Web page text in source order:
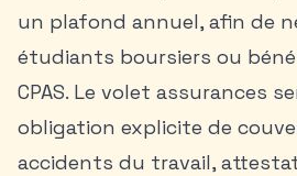
un plafond annuel, afin de
étudiants boursiers ou
CPAS. Le volet assurances
obligation explicite de
accidents du travail,